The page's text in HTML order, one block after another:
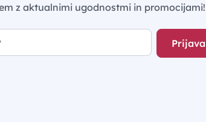
z aktualnimi ugodnostmi in promocijami!
Prijava